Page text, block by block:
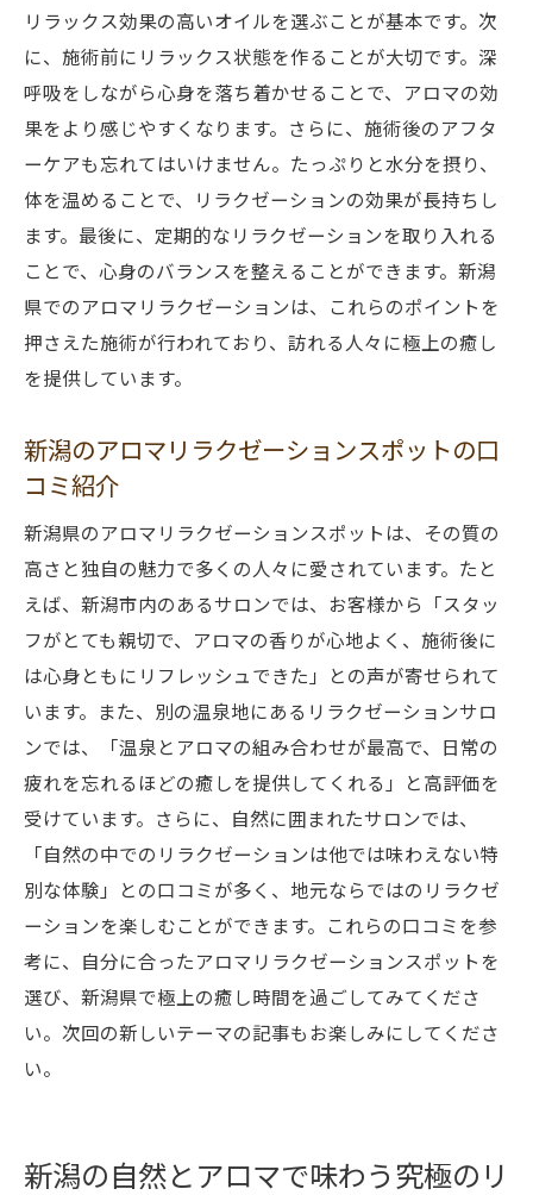
リラックス効果の高いオイルを選ぶことが基本です。次
に、施術前にリラックス状態を作ることが大切です。深
呼吸をしながら心身を落ち着かせることで、アロマの効
果をより感じやすくなります。さらに、施術後のアフタ
ーケアも忘れてはいけません。たっぷりと水分を摂り、
体を温めることで、リラクゼーションの効果が長持ちし
ます。最後に、定期的なリラクゼーションを取り入れる
ことで、心身のバランスを整えることができます。新潟
県でのアロマリラクゼーションは、これらのポイントを
押さえた施術が行われており、訪れる人々に極上の癒し
を提供しています。
新潟のアロマリラクゼーションスポットの口
コミ紹介
新潟県のアロマリラクゼーションスポットは、その質の
高さと独自の魅力で多くの人々に愛されています。たと
えば、新潟市内のあるサロンでは、お客様から「スタッ
フがとても親切で、アロマの香りが心地よく、施術後に
は心身ともにリフレッシュできた」との声が寄せられて
います。また、別の温泉地にあるリラクゼーションサロ
ンでは、「温泉とアロマの組み合わせが最高で、日常の
疲れを忘れるほどの癒しを提供してくれる」と高評価を
受けています。さらに、自然に囲まれたサロンでは、
「自然の中でのリラクゼーションは他では味わえない特
別な体験」との口コミが多く、地元ならではのリラクゼ
ーションを楽しむことができます。これらの口コミを参
考に、自分に合ったアロマリラクゼーションスポットを
選び、新潟県で極上の癒し時間を過ごしてみてくださ
い。次回の新しいテーマの記事もお楽しみにしてくださ
い。
新潟の自然とアロマで味わう究極のリ